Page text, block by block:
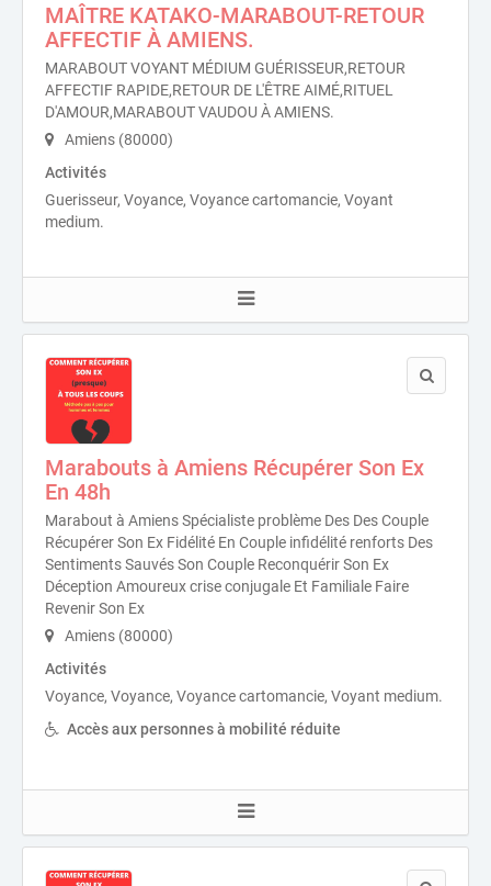
MAÎTRE KATAKO-MARABOUT-RETOUR
AFFECTIF À AMIENS.
MARABOUT VOYANT MÉDIUM GUÉRISSEUR,RETOUR
AFFECTIF RAPIDE,RETOUR DE L'ÊTRE AIMÉ,RITUEL
D'AMOUR,MARABOUT VAUDOU À AMIENS.
Amiens (80000)
Activités
Guerisseur, Voyance, Voyance cartomancie, Voyant
medium.
Marabouts à Amiens Récupérer Son Ex
En 48h
Marabout à Amiens Spécialiste problème Des Des Couple
Récupérer Son Ex Fidélité En Couple infidélité renforts Des
Sentiments Sauvés Son Couple Reconquérir Son Ex
Déception Amoureux crise conjugale Et Familiale Faire
Revenir Son Ex
Amiens (80000)
Activités
Voyance, Voyance, Voyance cartomancie, Voyant medium.
Accès aux personnes à mobilité réduite